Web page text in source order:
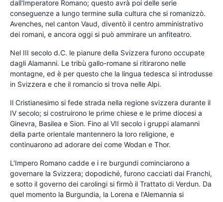
dall'Imperatore Romano; questo avrà poi delle serie
conseguenze a lungo termine sulla cultura che si romanizzò.
Avenches, nel canton Vaud, diventò il centro amministrativo
dei romani, e ancora oggi si può ammirare un anfiteatro.
Nel III secolo d.C. le pianure della Svizzera furono occupate
dagli Alamanni. Le tribù gallo-romane si ritirarono nelle
montagne, ed è per questo che la lingua tedesca si introdusse
in Svizzera e che il romancio si trova nelle Alpi.
Il Cristianesimo si fede strada nella regione svizzera durante il
IV secolo; si costruirono le prime chiese e le prime diocesi a
Ginevra, Basilea e Sion. Fino al VII secolo i gruppi alamanni
della parte orientale mantennero la loro religione, e
continuarono ad adorare dei come Wodan e Thor.
L'Impero Romano cadde e i re burgundi cominciarono a
governare la Svizzera; dopodiché, furono cacciati dai Franchi,
e sotto il governo dei carolingi si firmò il Trattato di Verdun. Da
quel momento la Burgundia, la Lorena e l'Alemannia si